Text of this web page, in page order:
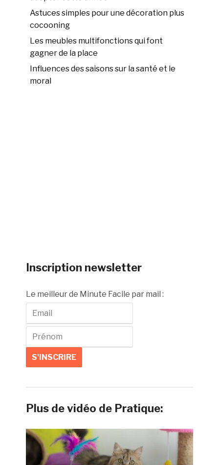
Astuces simples pour une décoration plus
cocooning
Les meubles multifonctions qui font
gagner de la place
Influences des saisons sur la santé et le
moral
Inscription newsletter
Le meilleur de Minute Facile par mail :
Plus de vidéo de Pratique: